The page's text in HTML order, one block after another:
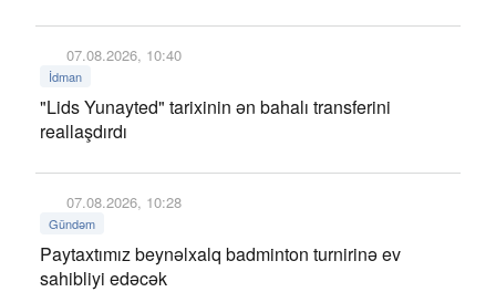
07.08.2026, 10:40
İdman
"Lids Yunayted" tarixinin ən bahalı transferini
reallaşdırdı
07.08.2026, 10:28
Gündəm
Paytaxtımız beynəlxalq badminton turnirinə ev
sahibliyi edəcək